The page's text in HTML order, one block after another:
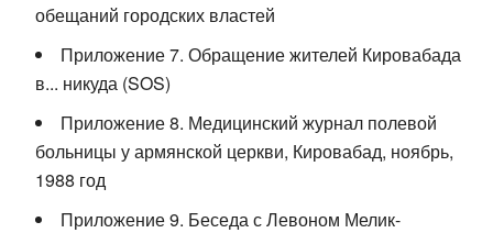
обещаний городских властей
Приложение 7. Обращение жителей Кировабада
в... никуда (SOS)
Приложение 8. Медицинский журнал полевой
больницы у армянской церкви, Кировабад, ноябрь,
1988 год
Приложение 9. Беседа с Левоном Мелик-